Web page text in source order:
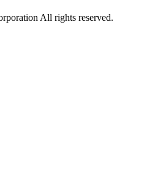
All rights reserved.